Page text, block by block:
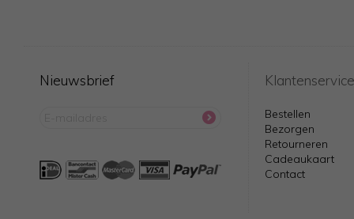
Nieuwsbrief Klantenservice
Bestellen
Bezorgen
Retourneren
Cadeaukaart
Contact